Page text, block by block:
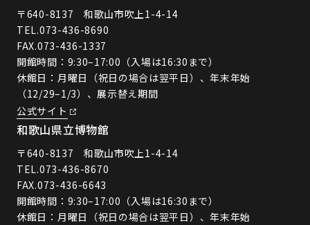
〒640-8137 和歌山市吹上1-4-14
TEL.073-436-8690
FAX.073-436-1337
開館時間：9:30–17:00（入場は16:30まで）
休館日：月曜日（祝日の場合は翌平日）、年末年始
（12/29–1/3）、展示替え期間
公式サイト
和歌山県立博物館
〒640-8137 和歌山市吹上1-4-14
TEL.073-436-8670
FAX.073-436-6643
開館時間：9:30–17:00（入場は16:30まで）
休館日：月曜日（祝日の場合は翌平日）、年末年始